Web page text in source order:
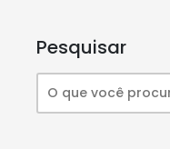
Pesquisar